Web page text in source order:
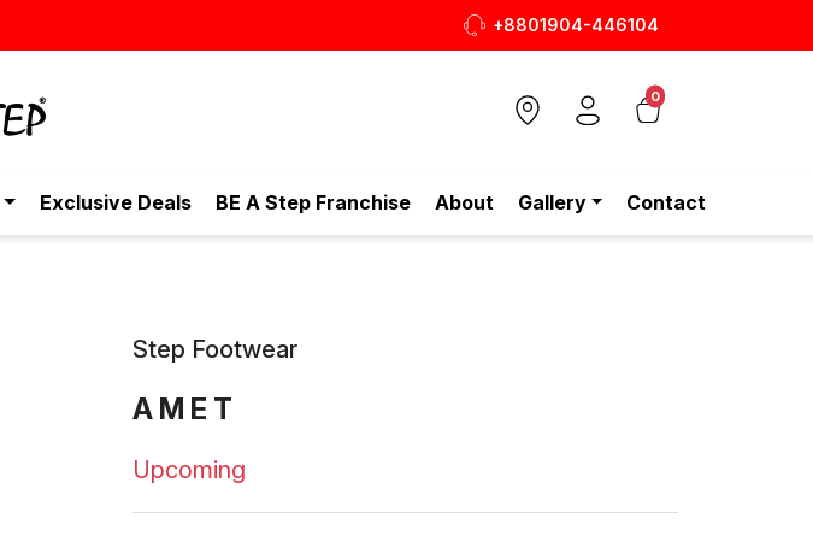
স্টাইলিশ ও আরামদায়ক জুতা, এখন আরও সাশ্রয়ীমূল্যে - শুধুই
+8801904-446104
0
Exclusive Deals BE A Step Franchise About Gallery Contact
Step Footwear
AMET
Upcoming